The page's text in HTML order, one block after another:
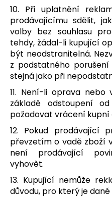
10. Při uplatnění
prodávajícímu sdělit,
volby bez souhlasu
tehdy, žádal-li kupující
být neodstranitelná.
z podstatného
stejná jako při
11. Není-li oprava
základě odstoupení
požadovat vrácení kupní
12. Pokud prodávající
převzetím o vadě zboží
není prodávající
vyhovět.
13. Kupující nemůže
důvodu, pro který je